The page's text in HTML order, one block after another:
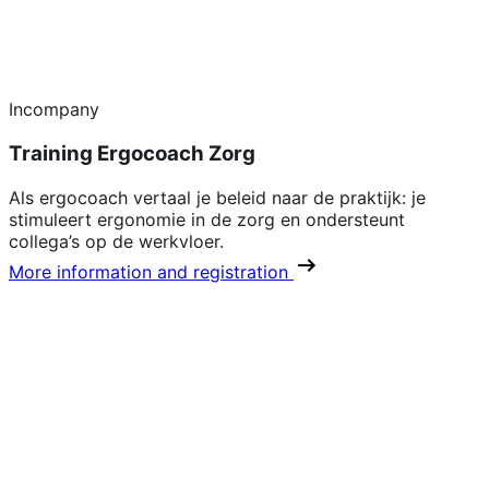
Incompany
Training Ergocoach Zorg
Als ergocoach vertaal je beleid naar de praktijk: je
stimuleert ergonomie in de zorg en ondersteunt
collega’s op de werkvloer.
More information and registration